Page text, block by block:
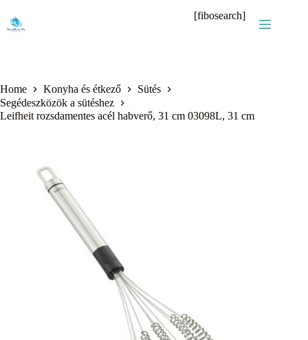
content
[fibosearch]
Home Konyha és étkező
Sütés
Segédeszközök a sütéshez
Leifheit rozsdamentes acél habverő, 31 cm 03098L, 31 cm